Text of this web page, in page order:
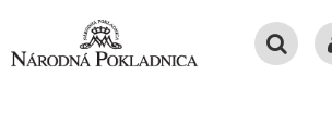
Strom života